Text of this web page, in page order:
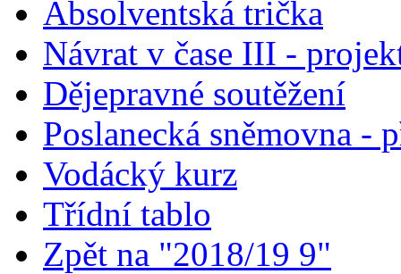
Absolventská trička
Návrat v čase III -
Dějepravné soutěžení
Poslanecká sněmovna -
Vodácký kurz
Třídní tablo
Zpět na "2018/19 9"